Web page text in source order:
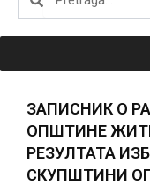
ЗАПИСНИК О
ОПШТИНЕ
РЕЗУЛТАТА
СКУПШТИНИ